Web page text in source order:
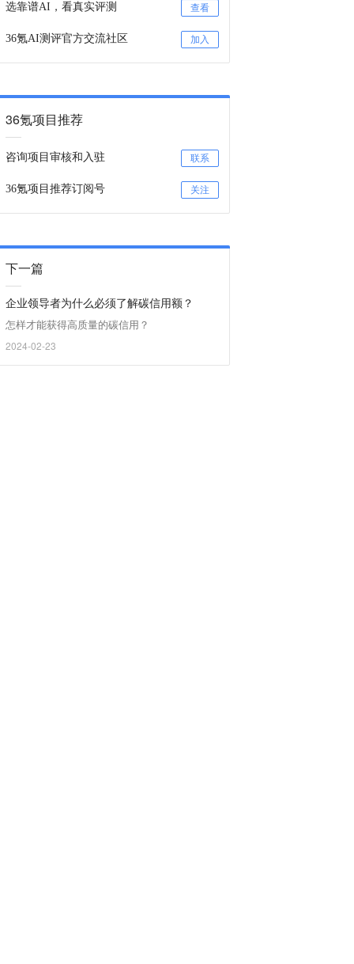
选靠谱AI，看真实评测 查看
36氪AI测评官方交流社区 加入
36氪项目推荐
咨询项目审核和入驻 联系
36氪项目推荐订阅号 关注
下一篇
企业领导者为什么必须了解碳信用额？
怎样才能获得高质量的碳信用？
2024-02-23